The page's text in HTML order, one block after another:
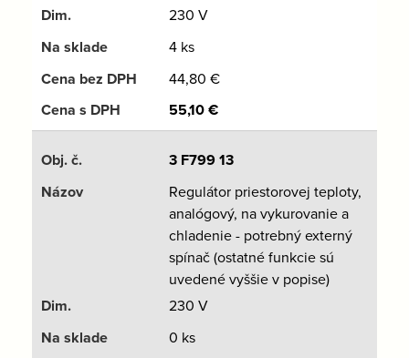
230 V
4 ks
44,80 €
55,10€
3 F799 13
Regulátor priestorovej teploty,
analógový, na vykurovanie a
chladenie - potrebný externý
spínač (ostatné funkcie sú
uvedené vyššie v popise)
230 V
0 ks